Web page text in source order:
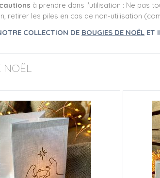
à prendre dans l'utilisation : Ne pas
retirer les piles en cas de non-utilisation
COLLECTION DE BOUGIES DE NOËL ET
NOËL